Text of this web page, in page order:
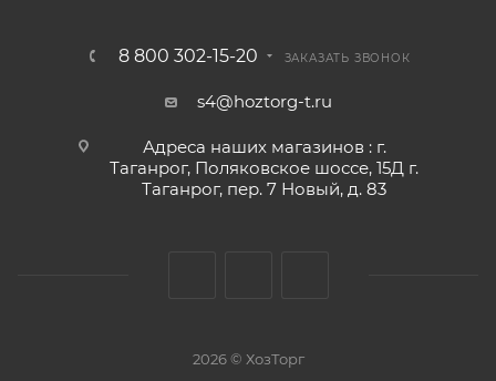
8 800 302-15-20 ЗАКАЗАТЬ ЗВОНОК
s4@hoztorg-t.ru
Адреса наших магазинов : г.
Таганрог, Поляковское шоссе, 15Д г.
Таганрог, пер. 7 Новый, д. 83
2026 © ХозТорг